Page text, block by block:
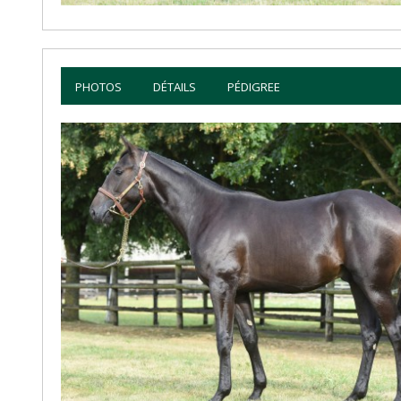
PHOTOS DÉTAILS PÉDIGREE